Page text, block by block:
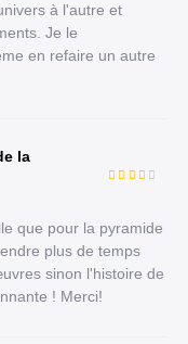
à l'autre et
Je le
en refaire un autre
la
que pour la pyramide
plus de temps
sinon l'histoire de
! Merci!